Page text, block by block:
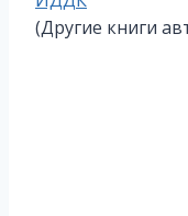
записи:
(Другие книги